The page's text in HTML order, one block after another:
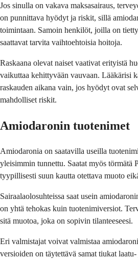
Jos sinulla on vakava maksasairaus,
on punnittava hyödyt ja riskit, sillä
toimintaan. Samoin henkilöt, joilla on
saattavat tarvita vaihtoehtoisia hoitoja.
Raskaana olevat naiset vaativat erityistä
vaikuttaa kehittyvään vauvaan. Lääkärisi
raskauden aikana vain, jos hyödyt ovat
mahdolliset riskit.
Amiodaronin tuotenimet
Amiodaronia on saatavilla useilla
yleisimmin tunnettu. Saatat myös törmätä
tyypillisesti suun kautta otettava muoto
Sairaalaolosuhteissa saat usein
on yhtä tehokas kuin tuotenimiversiot.
sitä muotoa, joka on sopivin tilanteeseesi.
Eri valmistajat voivat valmistaa
versioiden on täytettävä samat tiukat